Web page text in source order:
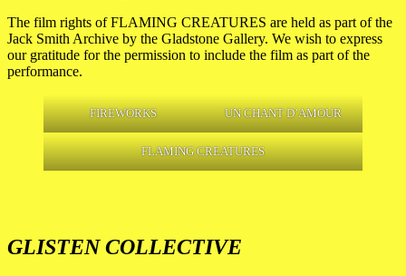
The film rights of FLAMING CREATURES are held as part of the
Jack Smith Archive by the Gladstone Gallery. We wish to express
our gratitude for the permission to include the film as part of the
performance.
FIREWORKS UN CHANT D’AMOUR
FLAMING CREATURES
GLISTEN COLLECTIVE